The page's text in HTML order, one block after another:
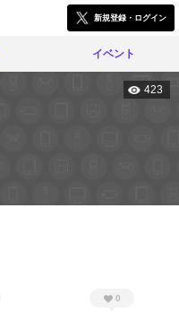
新規登録・ログイン
イベント
423
0